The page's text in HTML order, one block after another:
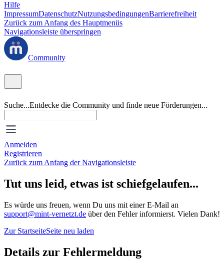
Hilfe
ImpressumDatenschutzNutzungsbedingungenBarrierefreiheit
Zurück zum Anfang des Hauptmenüs
Navigationsleiste überspringen
Community
Suche...Entdecke die Community und finde neue Förderungen...
Anmelden
Registrieren
Zurück zum Anfang der Navigationsleiste
Tut uns leid, etwas ist schiefgelaufen...
Es würde uns freuen, wenn Du uns mit einer E-Mail an
support@mint-vernetzt.de über den Fehler informierst. Vielen Dank!
Zur StartseiteSeite neu laden
Details zur Fehlermeldung